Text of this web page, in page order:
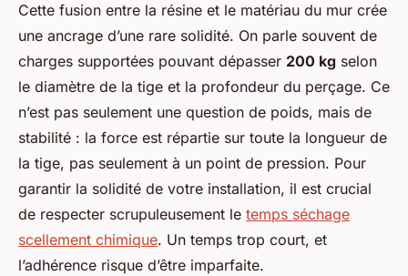
Cette fusion entre la résine et le matériau du mur crée
une ancrage d’une rare solidité. On parle souvent de
charges supportées pouvant dépasser 200 kg selon
le diamètre de la tige et la profondeur du perçage. Ce
n’est pas seulement une question de poids, mais de
stabilité : la force est répartie sur toute la longueur de
la tige, pas seulement à un point de pression. Pour
garantir la solidité de votre installation, il est crucial
de respecter scrupuleusement le temps séchage
scellement chimique. Un temps trop court, et
l’adhérence risque d’être imparfaite.